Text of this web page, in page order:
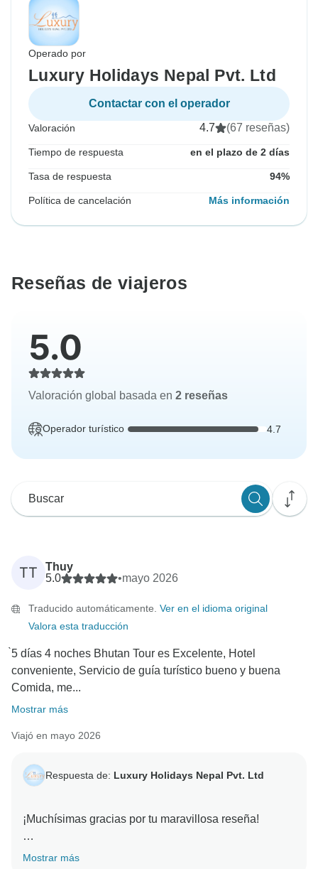
Operado por
Luxury Holidays Nepal Pvt. Ltd
Contactar con el operador
Valoración 4.7 (67 reseñas)
Tiempo de respuesta en el plazo de 2 días
Tasa de respuesta 94%
Política de cancelación Más información
Reseñas de viajeros
5.0
Valoración global basada en 2 reseñas
Operador turístico 4.7
TT
Thuy
5.0
•mayo 2026
Traducido automáticamente. Ver en el idioma original
Valora esta traducción
̀5 días 4 noches Bhutan Tour es Excelente, Hotel
conveniente, Servicio de guía turístico bueno y buena
Comida, me...
Mostrar más
Viajó en mayo 2026
Respuesta de: Luxury Holidays Nepal Pvt. Ltd
¡Muchísimas gracias por tu maravillosa reseña!
Nos alegra mucho saber que tuviste una experiencia
Mostrar más